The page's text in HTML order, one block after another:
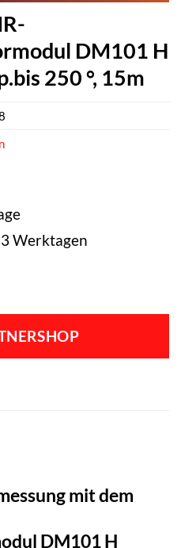
DM101 H
250 °, 15m
Werktagen
mit dem
DM101 H